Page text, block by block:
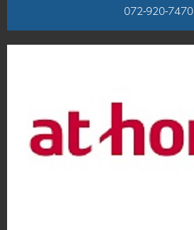
072-920-7470